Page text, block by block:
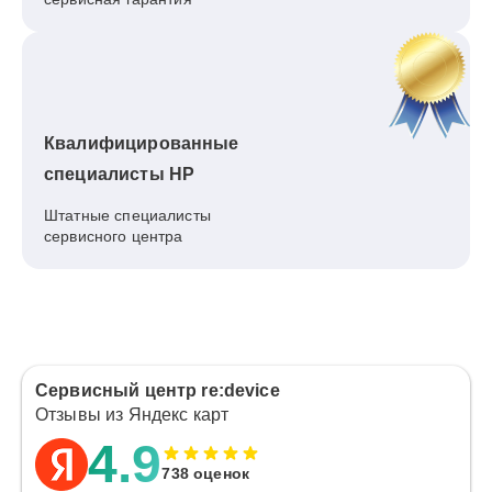
Квалифицированные
специалисты HP
Штатные специалисты
сервисного центра
Сервисный центр re:device
Отзывы из Яндекс карт
4.9738 оценок